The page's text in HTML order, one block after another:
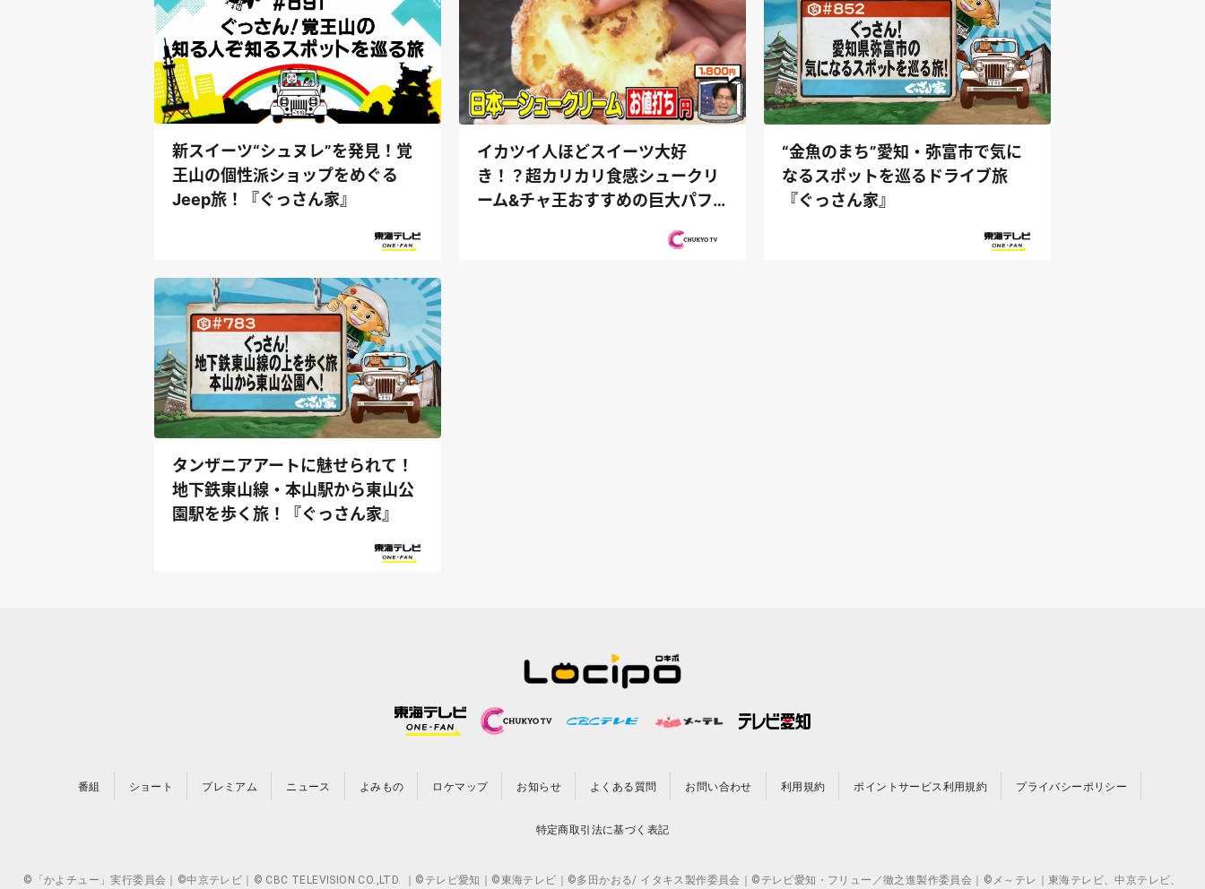
新スイーツ“シュヌレ”を発見！覚
王山の個性派ショップをめぐる
Jeep旅！『ぐっさん家』
イカツイ人ほどスイーツ大好
き！？超カリカリ食感シュークリ
ーム&チャ王おすすめの巨大パフ
“金魚のまち”愛知・弥富市で気に
なるスポットを巡るドライブ旅
『ぐっさん家』
タンザニアアートに魅せられて！
地下鉄東山線・本山駅から東山公
園駅を歩く旅！『ぐっさん家』
番組 ショート プレミアム ニュース よみもの ロケマップ お知らせ よくある質問 お問い合わせ 利用規約 ポイントサービス利用規約 プライバシーポリシー
特定商取引法に基づく表記
©「かよチュー」実行委員会｜©中京テレビ｜© CBC TELEVISION CO.,LTD. ｜©テレビ愛知｜©東海テレビ｜©多田かおる/ イタキス製作委員会｜©テレビ愛知・フリュー／徹之進製作委員会｜©メ～テレ｜東海テレビ、中京テレビ、